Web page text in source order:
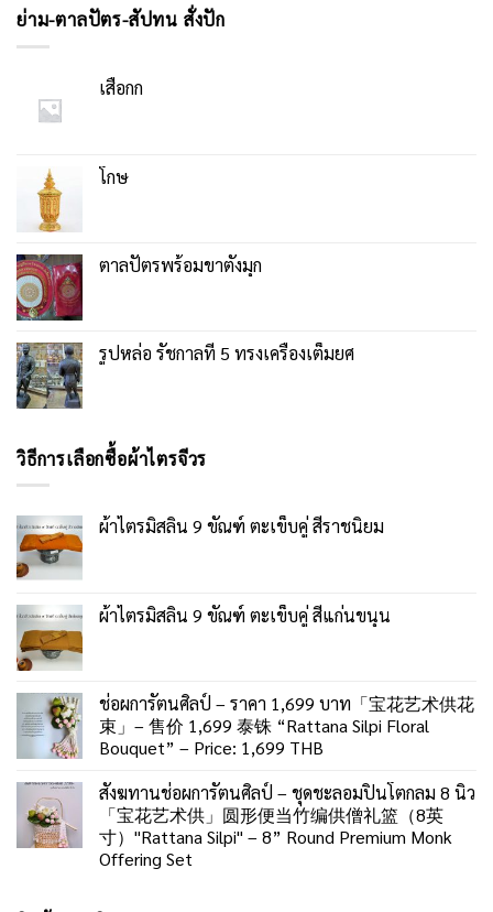
ย่าม-ตาลปัตร-สัปทน สั่งปัก
เสื่อกก
โกษ
ตาลปัตรพร้อมขาตั้งมุก
รูปหล่อ รัชกาลที่ 5 ทรงเครื่องเต็มยศ
วิธีการเลือกซื้อผ้าไตรจีวร
ผ้าไตรมิสลิน 9 ขัณฑ์ ตะเข็บคู่ สีราชนิยม
ผ้าไตรมิสลิน 9 ขัณฑ์ ตะเข็บคู่ สีแก่นขนุน
ช่อผการัตนศิลป์ – ราคา 1,699 บาท「宝花艺术供花
束」– 售价 1,699 泰铢 “Rattana Silpi Floral
Bouquet” – Price: 1,699 THB
สังฆทานช่อผการัตนศิลป์ – ชุดชะลอมปิ่นโตกลม 8 นิ้ว
「宝花艺术供」圆形便当竹编供僧礼篮（8英
寸）"Rattana Silpi" – 8” Round Premium Monk
Offering Set